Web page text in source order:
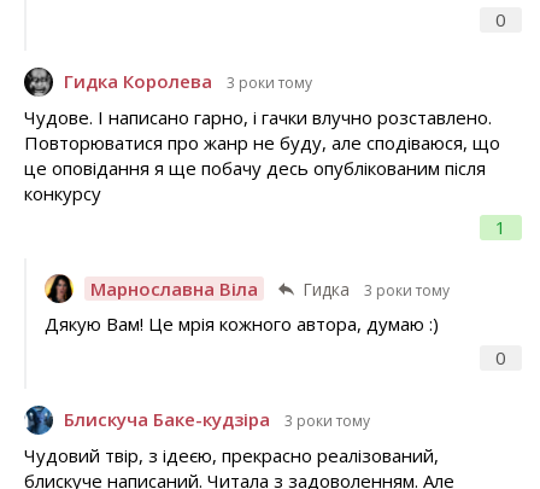
0
Гидка Королева 3 роки тому
1
Чудове. І написано гарно, і гачки влучно розставлено.
Повторюватися про жанр не буду, але сподіваюся, що
це оповідання я ще побачу десь опублікованим після
конкурсу
Марнославна Віла Гидка 3 роки тому
0
Дякую Вам! Це мрія кожного автора, думаю :)
Блискуча Баке-кудзіра 3 роки тому
Чудовий твір, з ідеєю, прекрасно реалізований,
блискуче написаний. Читала з задоволенням. Але